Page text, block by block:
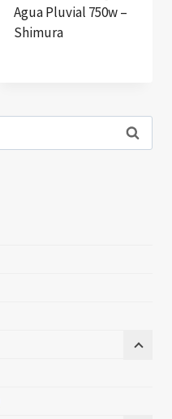
Agua Pluvial 750w –
Shimura
Buscar